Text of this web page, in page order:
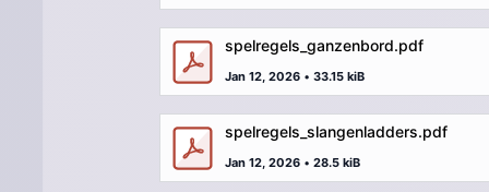
spelregels_ganzenbord.pdf
Jan 12, 2026 • 33.15 kiB
spelregels_slangenladders.pdf
Jan 12, 2026 • 28.5 kiB